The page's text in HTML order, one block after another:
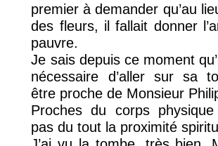
premier à demander qu’au
des fleurs, il fallait donner
pauvre.
Je sais depuis ce moment
nécessaire d’aller sur sa
être proche de Monsieur
Proches du corps physique
pas du tout la proximité